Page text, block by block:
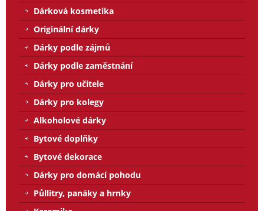
Dárková kosmetika
Originální dárky
Dárky podle zájmů
Dárky podle zaměstnání
Dárky pro učitele
Dárky pro kolegy
Alkoholové dárky
Bytové doplňky
Bytové dekorace
Dárky pro domácí pohodu
Půllitry, panáky a hrnky